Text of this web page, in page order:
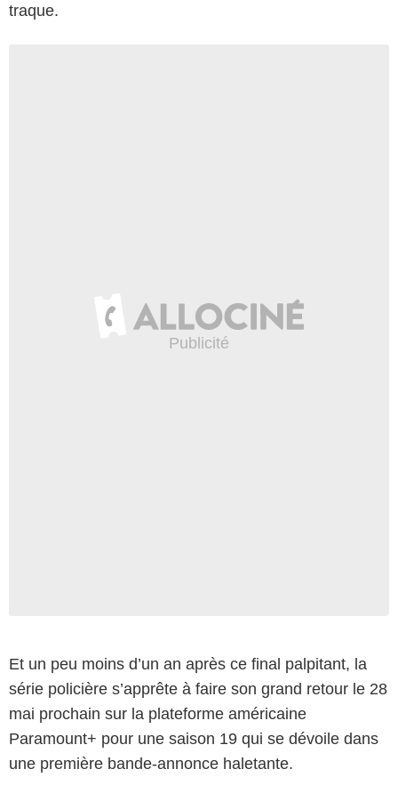
traque.
Et un peu moins d’un an après ce final palpitant, la
série policière s’apprête à faire son grand retour le 28
mai prochain sur la plateforme américaine
Paramount+ pour une saison 19 qui se dévoile dans
une première bande-annonce haletante.